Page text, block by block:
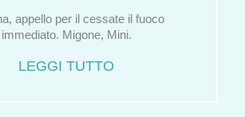
appello per il cessate il fuoco
immediato. Migone, Mini.
LEGGI TUTTO